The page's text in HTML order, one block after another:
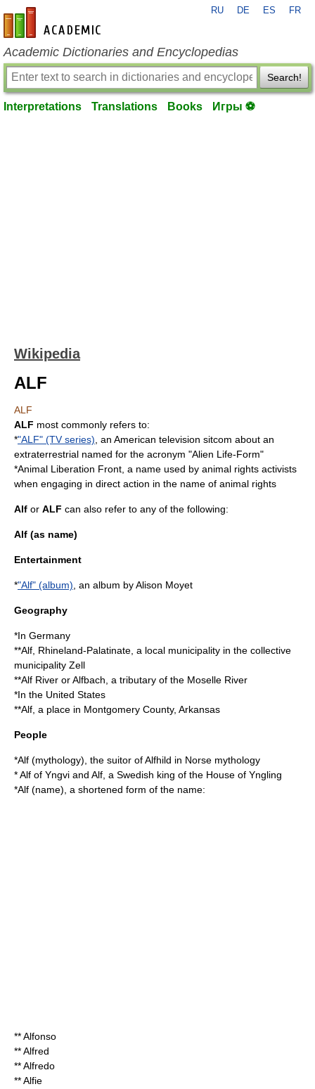
en-academic.com
RU DE ES FR
Academic Dictionaries and Encyclopedias
Search!
Interpretations Translations Books Игры ⚽
Wikipedia
ALF
ALF
ALF most commonly refers to:
*"ALF" (TV series) , an American television sitcom about an
extraterrestrial named for the acronym "Alien Life-Form"
*Animal Liberation Front , a name used by animal rights activists
when engaging in direct action in the name of animal rights
Alf or ALF can also refer to any of the following:
Alf (as name)
Entertainment
*"Alf" (album) , an album by Alison Moyet
Geography
*In Germany
**Alf, Rhineland-Palatinate , a local municipality in the collective
municipality Zell
**Alf River or Alfbach, a tributary of the Moselle River
*In the United States
**Alf, a place in Montgomery County, Arkansas
People
*Alf (mythology) , the suitor of Alfhild in Norse mythology
* Alf of Yngvi and Alf , a Swedish king of the House of Yngling
*Alf (name) , a shortened form of the name:
**Alfonso
**Alfred
**Alfredo
**Alfie